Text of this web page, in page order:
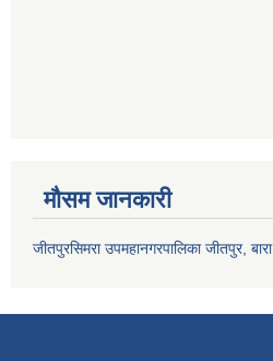
मौसम जानकारी
जीतपुरसिमरा उपमहानगरपालिका जीतपुर, बारा